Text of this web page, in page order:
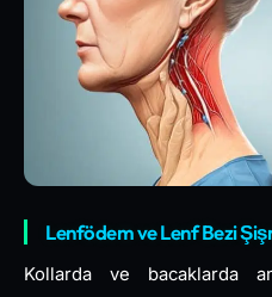
Lenfödem ve Lenf Bezi
Kollarda ve bacaklarda